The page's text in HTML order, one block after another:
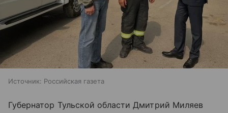
Источник: Российская газета
Губернатор Тульской области Дмитрий Миляев